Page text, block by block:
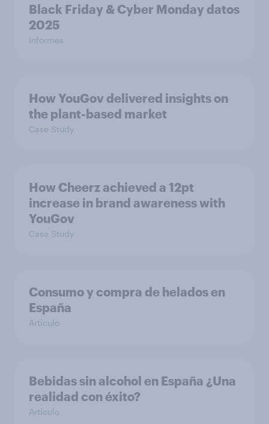
Black Friday & Cyber Monday datos
2025
Informes
How YouGov delivered insights on
the plant-based market
Case Study
How Cheerz achieved a 12pt
increase in brand awareness with
YouGov
Case Study
Consumo y compra de helados en
España
Artículo
Bebidas sin alcohol en España ¿Una
realidad con éxito?
Artículo